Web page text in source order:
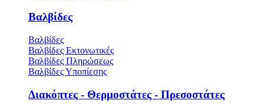
Βαλβίδες
Βαλβίδες
Βαλβίδες Εκτονωτικές
Βαλβίδες Πληρώσεως
Βαλβίδες Υποπίεσης
Διακόπτες - Θερμοστάτες - Πρεσοστάτες